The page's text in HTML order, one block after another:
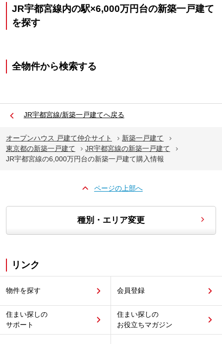
JR宇都宮線内の駅×6,000万円台の新築一戸建て
を探す
全物件から検索する
JR宇都宮線/新築一戸建てへ戻る
オープンハウス 戸建て仲介サイト
新築一戸建て
東京都の新築一戸建て
JR宇都宮線の新築一戸建て
JR宇都宮線の6,000万円台の新築一戸建て購入情報
ページの上部へ
種別・エリア変更
リンク
物件を探す 会員登録
住まい探しの
サポート
住まい探しの
お役立ちマガジン